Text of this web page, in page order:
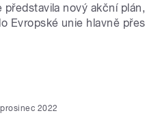
představila nový akční
Evropské unie hlavně
2022